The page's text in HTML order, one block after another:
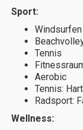
Sport:
Windsurfen
Tennis
Aerobic
Tennis:
Radsport:
Wellness: